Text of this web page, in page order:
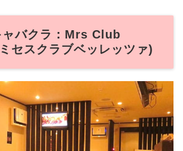
ャバクラ：Mrs Club
セスクラブベッレッツァ)